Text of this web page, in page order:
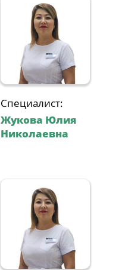
Специалист:
Жукова Юлия
Николаевна